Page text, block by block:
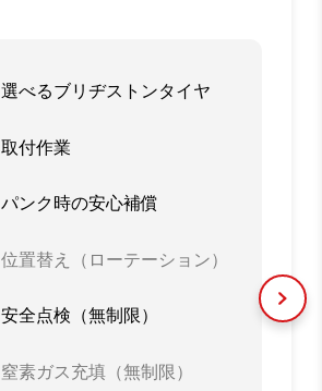
選べるブリヂストンタイヤ
取付作業
パンク時の安心補償
位置替え（ローテーション）
安全点検（無制限）
窒素ガス充填（無制限）